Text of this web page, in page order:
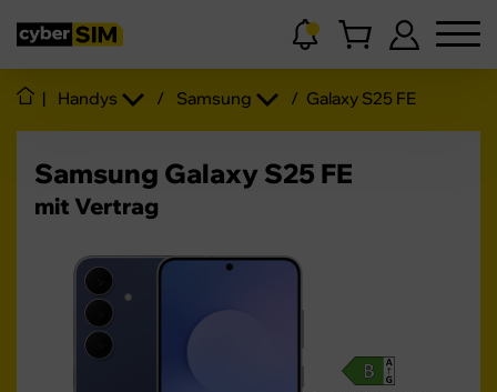
| Handys / Samsung / Galaxy S25 FE
Samsung Galaxy S25 FE
mit Vertrag